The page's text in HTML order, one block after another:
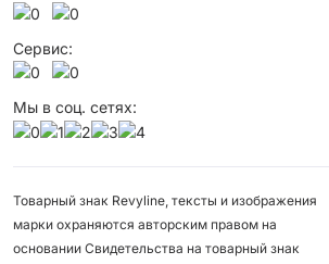
Сервис:
Мы в соц. сетях:
Товарный знак Revyline, тексты и изображения
марки охраняются авторским правом на
основании Свидетельства на товарный знак